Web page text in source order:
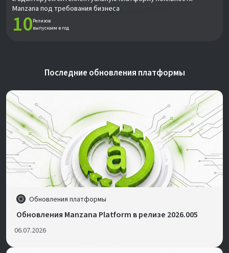
Manzana под требования бизнеса
10Релизов
выпускаем в год
Последние обновления платформы
Обновления платформы
Обновления Manzana Platform в релизе 2026.005
06.07.2026